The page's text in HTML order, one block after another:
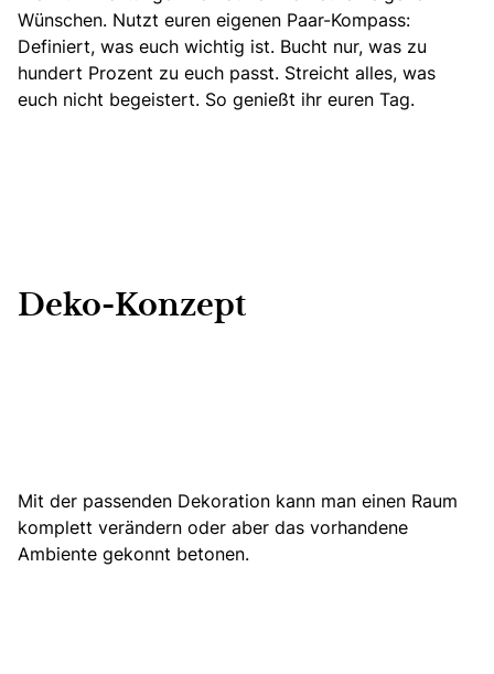
Wünschen. Nutzt euren eigenen Paar-Kompass:
Definiert, was euch wichtig ist. Bucht nur, was zu
hundert Prozent zu euch passt. Streicht alles, was
euch nicht begeistert. So genießt ihr euren Tag.
Deko-Konzept
Mit der passenden Dekoration kann man einen Raum
komplett verändern oder aber das vorhandene
Ambiente gekonnt betonen.